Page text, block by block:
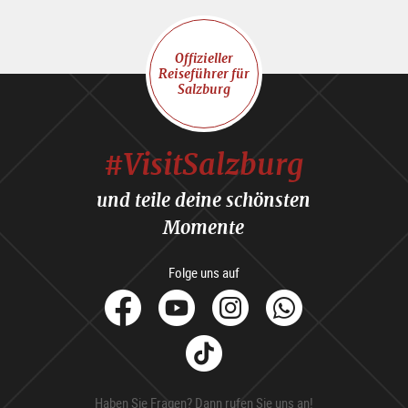
Offizieller
Reiseführer für
Salzburg
#VisitSalzburg
und teile deine schönsten
Momente
Folge uns auf
facebook
YoutubeInstagram
Tik
Haben Sie Fragen? Dann rufen Sie uns an!